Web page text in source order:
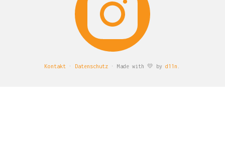
Kontakt · Datenschutz · Made with 💛 by d11n .